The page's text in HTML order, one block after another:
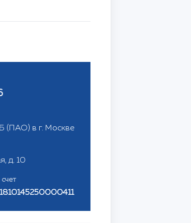
(ПАО) в г. Москве
д. 10